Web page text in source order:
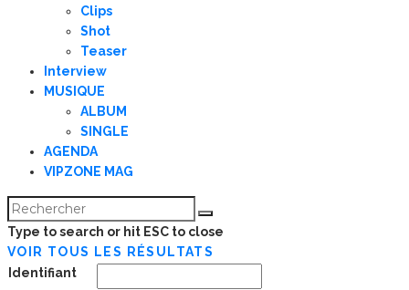
Clips
Shot
Teaser
Interview
MUSIQUE
ALBUM
SINGLE
AGENDA
VIPZONE MAG
Type to search or hit ESC to close
VOIR TOUS LES RÉSULTATS
Identifiant